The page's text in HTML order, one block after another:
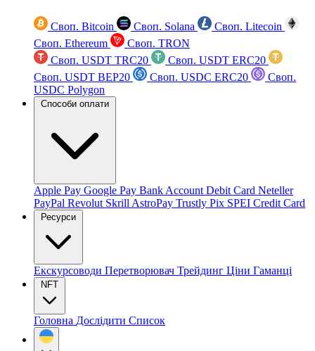
Своп. Bitcoin Своп. Solana
Своп. Litecoin
Своп. Ethereum
Своп. TRON
Своп. USDT TRC20
Своп. USDT ERC20
Своп. USDT BEP20
Своп. USDC ERC20
Своп.
USDC Polygon
Способи оплати
Apple Pay Google Pay Bank Account Debit Card Neteller
PayPal Revolut Skrill AstroPay Trustly Pix SPEI Credit Card
Ресурси
Екскурсоводи Перетворювач Трейдинг Ціни Гаманці
NFT
Головна Дослідити Список